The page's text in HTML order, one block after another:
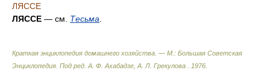
ЛЯССЕ
ЛЯССЕ — см. Тесьма
Краткая энциклопедия домашнего хозяйства. — М.: Большая Советская
Энциклопедия Под ред. А. Ф. Ахабадзе, А. Л. Грекулова 1976